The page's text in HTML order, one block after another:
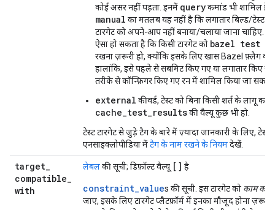
कोई असर नहीं पड़ता. इनमें queryकमांड भी शामिल है.
manual का मतलब यह नहीं है कि लगातार बिल्ड/टेस्ट
टारगेट को अपने-आप नहीं बनाया/चलाया जाना चाहिए.
ऐसा हो सकता है कि किसी टारगेट को bazel test
रखना ज़रूरी हो, क्योंकि इसके लिए खास Bazel फ़्लैग की
हालांकि, इसे पहले से सबमिट किए गए या लगातार किए
तरीके से कॉन्फ़िगर किए गए रन में शामिल किया जा सकता
external कीवर्ड, टेस्ट को बिना किसी शर्त के लागू
cache_test_resultsकी वैल्यू कुछ भी हो.
टेस्ट टारगेट से जुड़े टैग के बारे में ज़्यादा जानकारी के लिए, टेस्ट
एनसाइक्लोपीडिया मेंटैग के नाम रखने के नियमदेखें.
target_
compatible_
with
लेबलकी सूची; डिफ़ॉल्ट वैल्यू [] है
constraint_values की सूची. इस टारगेट को काम करने
जाए, इसके लिए टारगेट प्लैटफ़ॉर्म में इनका मौजूद होना